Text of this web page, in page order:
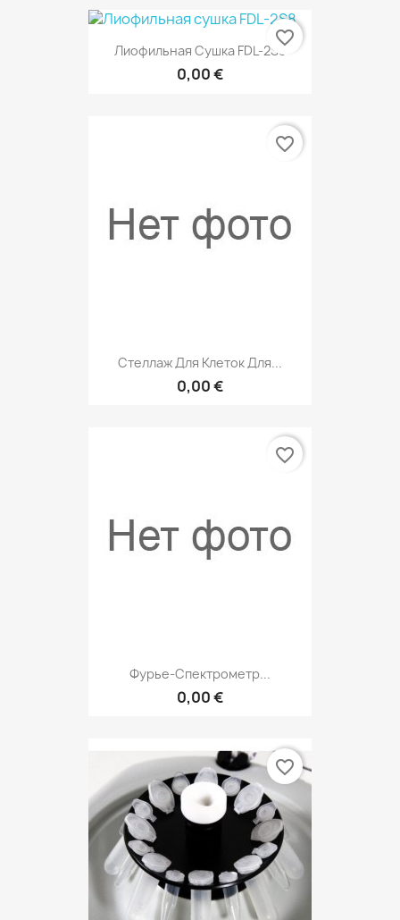
Лиофильная Сушка FDL-2S8
0,00 €
favorite_border
Стеллаж Для Клеток Для...
0,00 €
favorite_border
Фурье-Спектрометр...
0,00 €
favorite_border
favorite_border